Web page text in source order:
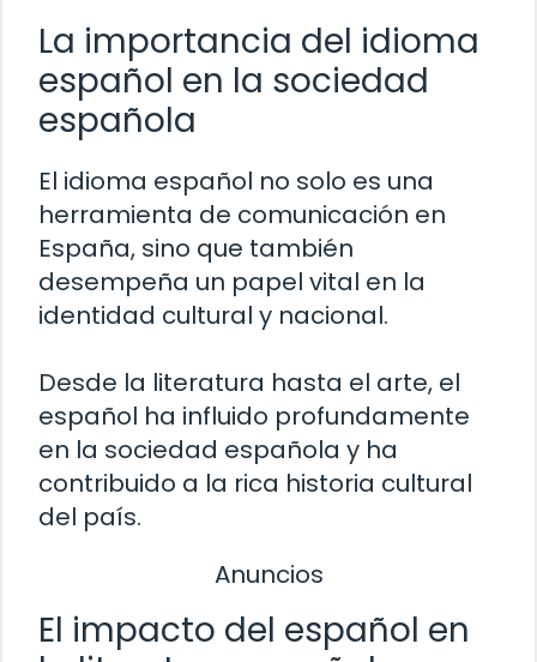
La importancia del idioma
español en la sociedad
española
El idioma español no solo es una
herramienta de comunicación en
España, sino que también
desempeña un papel vital en la
identidad cultural y nacional.
Desde la literatura hasta el arte, el
español ha influido profundamente
en la sociedad española y ha
contribuido a la rica historia cultural
del país.
Anuncios
El impacto del español en